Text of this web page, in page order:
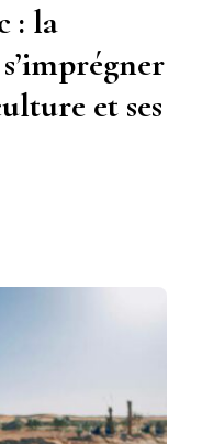
: la
et ses